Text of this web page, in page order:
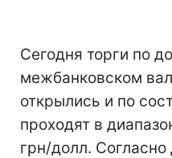
Сегодня торги по
межбанковском
открылись и по
проходят в
грн/долл.